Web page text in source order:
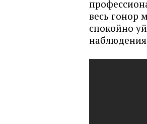
весь гонор
спокойно